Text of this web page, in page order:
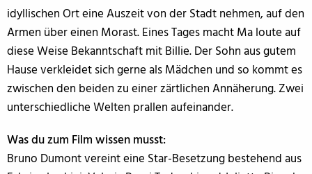
idyllischen Ort eine Auszeit von der Stadt nehmen, auf den
Armen über einen Morast. Eines Tages macht Ma loute auf
diese Weise Bekanntschaft mit Billie. Der Sohn aus gutem
Hause verkleidet sich gerne als Mädchen und so kommt es
zwischen den beiden zu einer zärtlichen Annäherung. Zwei
unterschiedliche Welten prallen aufeinander.
Was du zum Film wissen musst:
Bruno Dumont vereint eine Star-Besetzung bestehend aus